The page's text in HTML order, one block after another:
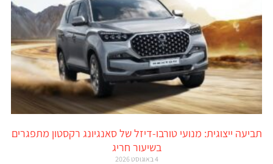
תביעה ייצוגית: מנועי טורבו-דיזל של סאנגיונג רקסטון מתפגרים
בשיעור חריג
4 באוגוסט 2026